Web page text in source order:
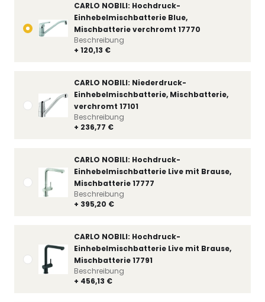
CARLO NOBILI: Hochdruck-
Einhebelmischbatterie Blue,
Mischbatterie verchromt 17770
+ 120,13 €
Beschreibung
CARLO NOBILI: Niederdruck-
Einhebelmischbatterie, Mischbatterie,
verchromt 17101
+ 236,77 €
Beschreibung
CARLO NOBILI: Hochdruck-
Einhebelmischbatterie Live mit Brause,
Mischbatterie 17777
+ 395,20 €
Beschreibung
CARLO NOBILI: Hochdruck-
Einhebelmischbatterie Live mit Brause,
Mischbatterie 17791
+ 456,13 €
Beschreibung